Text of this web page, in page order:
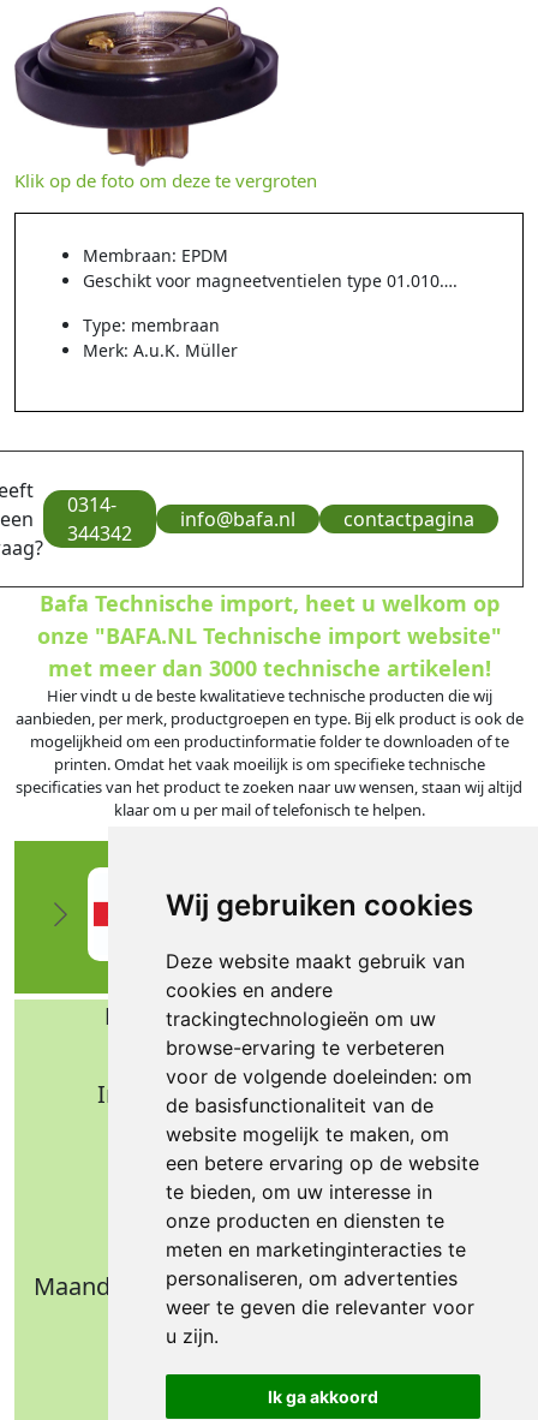
Wij gebruiken cookies
Deze website maakt gebruik van
cookies en andere
trackingtechnologieën om uw
browse-ervaring te verbeteren
voor de volgende doeleinden: om
de basisfunctionaliteit van de
website mogelijk te maken, om
een betere ervaring op de website
te bieden, om uw interesse in
onze producten en diensten te
meten en marketinginteracties te
personaliseren, om advertenties
weer te geven die relevanter voor
u zijn.
Ik ga akkoord
Klik op de foto om deze te vergroten
Membraan: EPDM
Geschikt voor magneetventielen type 01.010….
Type: membraan
Merk: A.u.K. Müller
0314-
344342
info@bafa.nl contactpagina
Bafa Technische import, heet u welkom op
onze "BAFA.NL Technische import website"
met meer dan 3000 technische artikelen!
Hier vindt u de beste kwalitatieve technische producten die wij
aanbieden, per merk, productgroepen en type. Bij elk product is ook de
mogelijkheid om een productinformatie folder te downloaden of te
printen. Omdat het vaak moeilijk is om specifieke technische
specificaties van het product te zoeken naar uw wensen, staan wij altijd
klaar om u per mail of telefonisch te helpen.
Bafa b.v. Technische import
Nijverheidsweg 11
Industrieterrein Verheulsweide
7005 AS Doetinchem
Tel.: +31 (0)314 344 342
Email: info@bafa.nl
Openingstijden
Maandag t/m donderdag: 09.00 - 16.30 uur
Vrijdag: 09.00 - 14.30 uur
Weekend: gesloten